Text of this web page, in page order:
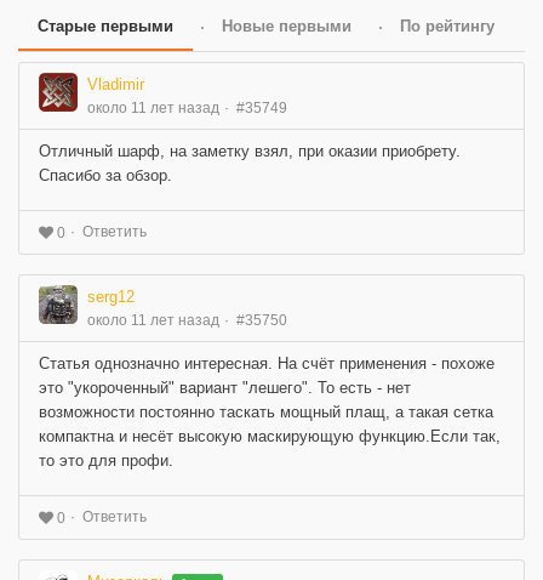
Старые первыми Новые первыми По рейтингу
Vladimir
около 11 лет назад #35749
Отличный шарф, на заметку взял, при оказии приобрету.
Спасибо за обзор.
0 Ответить
serg12
около 11 лет назад #35750
Статья однозначно интересная. На счёт применения - похоже
это "укороченный" вариант "лешего". То есть - нет
возможности постоянно таскать мощный плащ, а такая сетка
компактна и несёт высокую маскирующую функцию.Если так,
то это для профи.
0 Ответить